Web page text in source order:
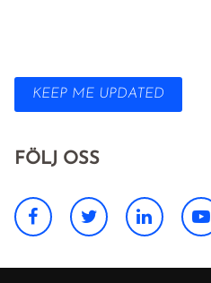
KEEP ME UPDATED
FÖLJ OSS